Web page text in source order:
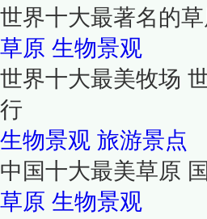
世界十大最著名的
草原 生物景观
世界十大最美牧场
行
生物景观 旅游景点
中国十大最美草原
草原 生物景观